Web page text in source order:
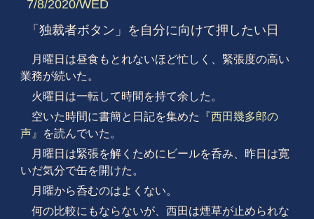
7/8/2020/WED
「独裁者ボタン」を自分に向けて押したい日
月曜日は昼食もとれないほど忙しく、緊張度の高い
業務が続いた。
火曜日は一転して時間を持て余した。
空いた時間に書簡と日記を集めた
『西田幾多郎の
声』
を読んでいた。
月曜日は緊張を解くためにビールを呑み、昨日は寛
いだ気分で缶を開けた。
月曜から呑むのはよくない。
何の比較にもならないが、西田は煙草が止められな